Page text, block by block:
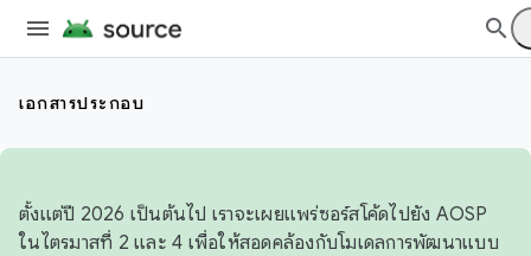
เอกสารประกอบ
ตั้งแต่ปี 2026 เป็นต้นไป เราจะเผยแพร่ซอร์สโค้ดไปยัง AOSP
ในไตรมาสที่ 2 และ 4 เพื่อให้สอดคล้องกับโมเดลการพัฒนาแบบ